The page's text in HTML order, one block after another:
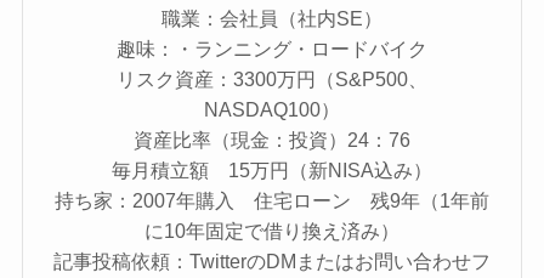
職業：会社員（社内SE）
趣味：・ランニング・ロードバイク
リスク資産：3300万円（S&P500、
NASDAQ100）
資産比率（現金：投資）24：76
毎月積立額 15万円（新NISA込み）
持ち家：2007年購入 住宅ローン 残9年（1年前
に10年固定で借り換え済み）
記事投稿依頼：TwitterのDMまたはお問い合わせフ